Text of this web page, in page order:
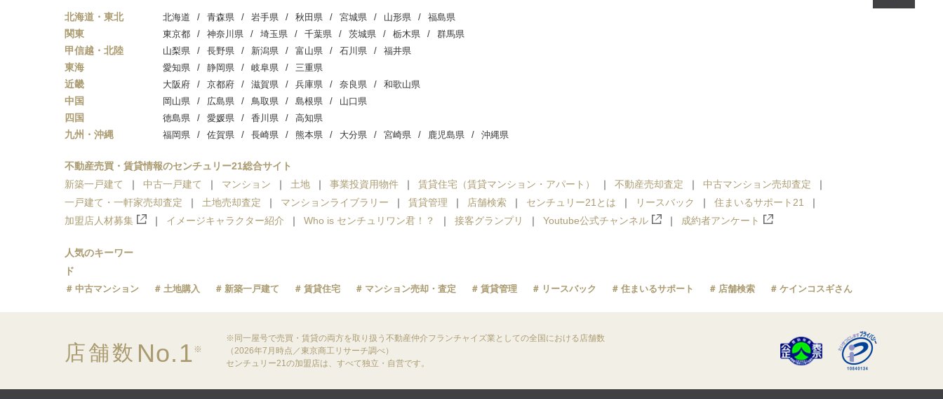
北海道・東北 北海道 青森県 岩手県 秋田県 宮城県 山形県 福島県
関東 東京都 神奈川県 埼玉県 千葉県 茨城県 栃木県 群馬県
甲信越・北陸 山梨県 長野県 新潟県 富山県 石川県 福井県
東海 愛知県 静岡県 岐阜県 三重県
近畿 大阪府 京都府 滋賀県 兵庫県 奈良県 和歌山県
中国 岡山県 広島県 鳥取県 島根県 山口県
四国 徳島県 愛媛県 香川県 高知県
九州・沖縄 福岡県 佐賀県 長崎県 熊本県 大分県 宮崎県 鹿児島県 沖縄県
不動産売買・賃貸情報のセンチュリー21総合サイト
新築一戸建て
中古一戸建て マンション 土地 事業投資用物件 賃貸住宅（賃貸マンション・アパート） 不動産売却査定
中古マンション売却査定
一戸建て・一軒家売却査定
土地売却査定 マンションライブラリー 賃貸管理 店舗検索 センチュリー21とは リースバック
住まいるサポート21
加盟店人材募集
イメージキャラクター紹介 Who is センチュリワン君！？ 接客グランプリ Youtube公式チャンネル 成約者アンケート
人気のキーワー
ド
中古マンション 土地購入 新築一戸建て 賃貸住宅 マンション売却・査定 賃貸管理 リースバック 住まいるサポート 店舗検索 ケインコスギさん
店舗数 No.1 ※
※同一屋号で売買・賃貸の両方を取り扱う不動産仲介フランチャイズ業としての全国における店舗数
（2026年7月時点／東京商工リサーチ調べ）
センチュリー21の加盟店は、すべて独立・自営です。